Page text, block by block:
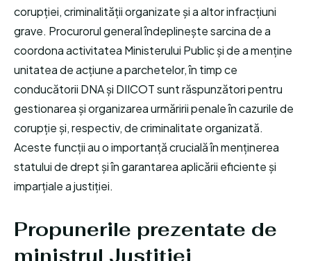
corupției, criminalității organizate și a altor infracțiuni
grave. Procurorul general îndeplinește sarcina de a
coordona activitatea Ministerului Public și de a menține
unitatea de acțiune a parchetelor, în timp ce
conducătorii DNA și DIICOT sunt răspunzători pentru
gestionarea și organizarea urmăririi penale în cazurile de
corupție și, respectiv, de criminalitate organizată.
Aceste funcții au o importanță crucială în menținerea
statului de drept și în garantarea aplicării eficiente și
imparțiale a justiției.
Propunerile prezentate de
ministrul Justiției